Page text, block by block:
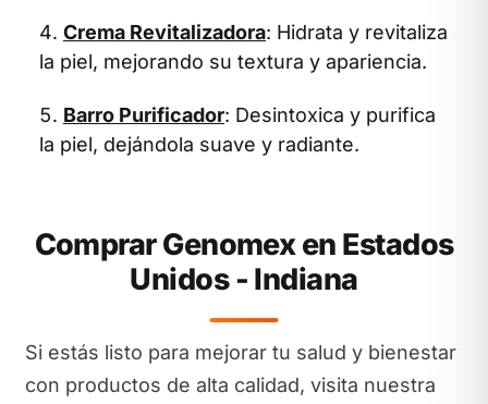
Crema Revitalizadora: Hidrata y revitaliza
la piel, mejorando su textura y apariencia.
Barro Purificador: Desintoxica y purifica
la piel, dejándola suave y radiante.
Comprar Genomex en Estados
Unidos - Indiana
Si estás listo para mejorar tu salud y bienestar
con productos de alta calidad, visita nuestra